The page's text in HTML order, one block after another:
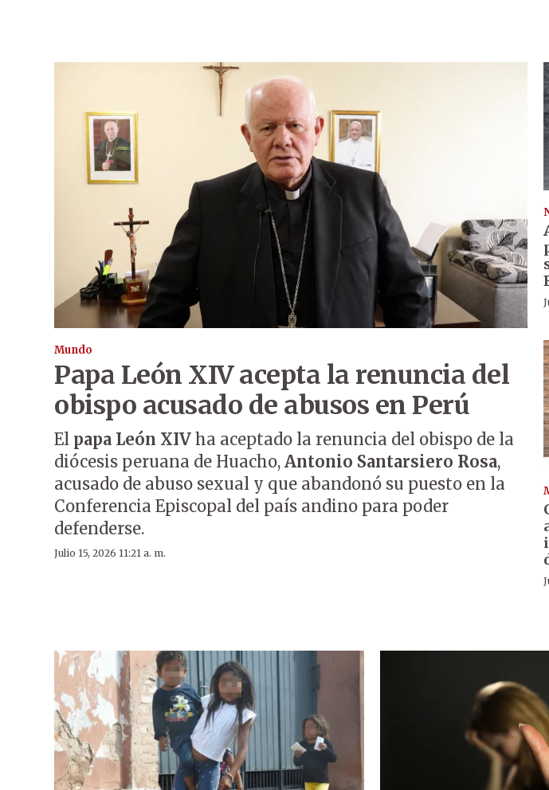
Mundo
Papa León XIV acepta la renuncia del
obispo acusado de abusos en Perú
El papa León XIV ha aceptado la renuncia del obispo de la
diócesis peruana de Huacho, Antonio Santarsiero Rosa,
acusado de abuso sexual y que abandonó su puesto en la
Conferencia Episcopal del país andino para poder
defenderse.
Julio 15, 2026 11:21 a. m.